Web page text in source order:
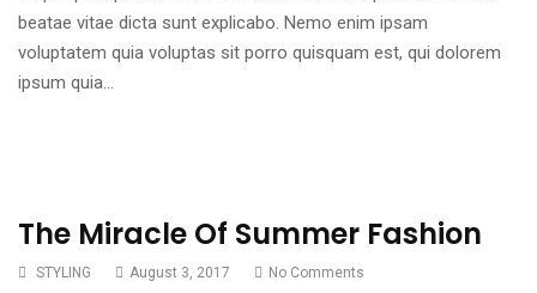
beatae vitae dicta sunt explicabo. Nemo enim ipsam
voluptatem quia voluptas sit porro quisquam est, qui dolorem
ipsum quia…
The Miracle Of Summer Fashion
STYLING August 3, 2017 No Comments